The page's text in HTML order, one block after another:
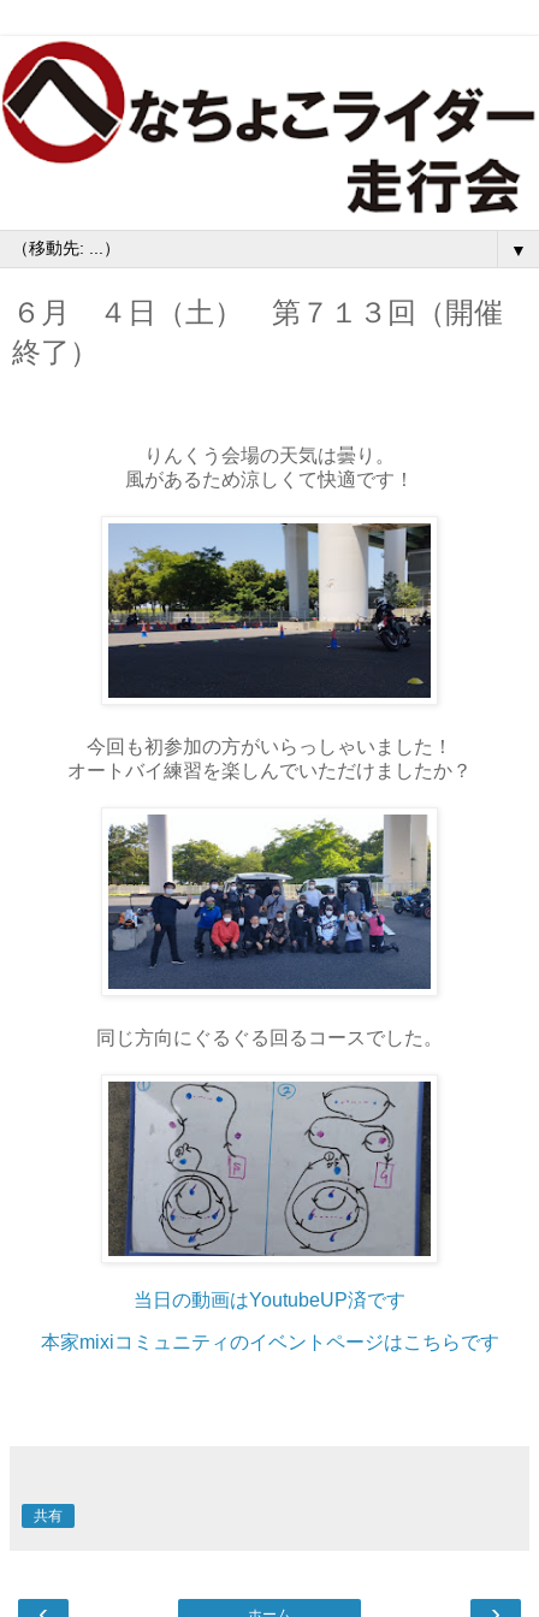
▼
６月 ４日（土） 第７１３回（開催
終了）
りんくう会場の天気は曇り。
風があるため涼しくて快適です！
今回も初参加の方がいらっしゃいました！
オートバイ練習を楽しんでいただけましたか？
同じ方向にぐるぐる回るコースでした。
当日の動画はYoutubeUP済です
本家mixiコミュニティのイベントページはこちらです
共有